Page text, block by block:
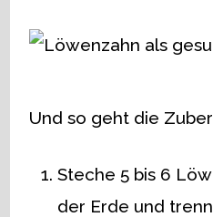
Und so geht die
Steche 5 bis 6
der Erde und